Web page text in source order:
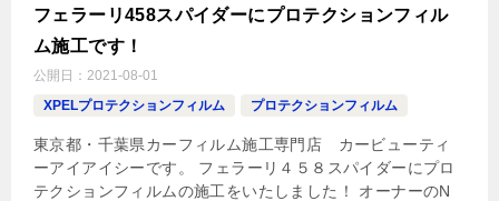
フェラーリ458スパイダーにプロテクションフィル
ム施工です！
公開日： 2021-08-01
XPELプロテクションフィルム
プロテクションフィルム
東京都・千葉県カーフィルム施工専門店 カービューティ
ーアイアイシーです。 フェラーリ４５８スパイダーにプロ
テクションフィルムの施工をいたしました！ オーナーのN